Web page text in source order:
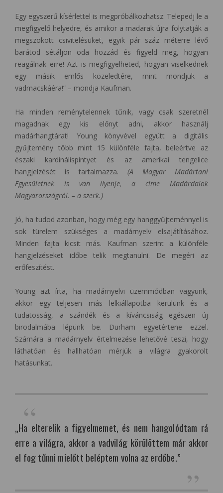
Egy egyszerű kísérlettel is megpróbálkozhatsz: Telepedj le a
megfigyelő helyedre, és amikor a madarak újra folytatják a
megszokott csivitelésüket, egyik pár száz méterre lévő
barátod sétáljon oda hozzád és figyeld meg, hogyan
reagálnak erre! Azt is megfigyelheted, hogyan viselkednek
egy másik emlős közeledtére, mint mondjuk a
vadmacskáéra!” ­­– mondja Kaufman.
Ha minden reménytelennek tűnik, vagy csak szeretnél
magadnak egy kis előnyt adni, akkor használj
madárhangtárat! Young könyvével együtt a digitális
gyűjtemény több mint 15 különféle fajta, beleértve az
északi kardinálispintyet és az amerikai tengelice
hangjelzését is tartalmazza. (A Magyar Madártani
Egyesületnek is van ilyenje, a címe Madárdalok
Magyarországról. – a szerk.)
Jó, ha tudod azonban, hogy még egy hanggyűjteménnyel is
sok türelem szükséges a madárnyelv elsajátításához.
Minden fajta kicsit más. Kaufman szerint a különféle
hangjelzéseket időbe telik megtanulni. De megéri az
erőfeszítést.
Young azt írta, ha madárnyelvi üzemmódban vagyunk,
akkor egy teljesen más lelkiállapotba kerülünk és a
tudatosság, a szándék és a kíváncsiság egészen új
birodalmába lépünk be. Durham egyetértene ezzel.
Számára a madárnyelv értelmezése lehetővé teszi, hogy
láthatóan és hallhatóan mérjük a világra gyakorolt
hatásunkat.
„Ha elterelik a figyelmemet, és nem hangolódtam rá
erre a világra, akkor a vadvilág körülöttem már akkor
el fog tűnni mielőtt beléptem volna az erdőbe.”